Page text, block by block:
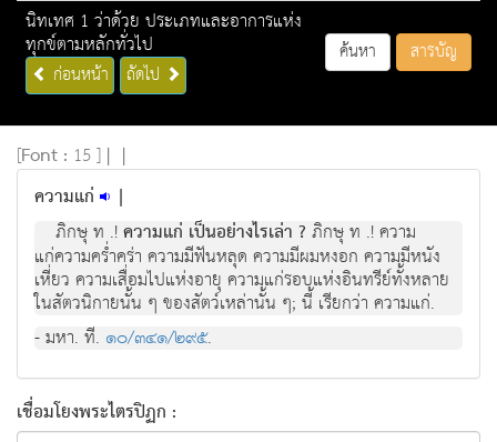
นิทเทศ 1 ว่าด้วย ประเภทและอาการแห่ง
ทุกข์ตามหลักทั่วไป
ก่อนหน้า ถัดไป
ค้นหา สารบัญ
[Font : 15 ] | |
ความแก่ |
ภิกษุ ท .!ความแก่ เป็นอย่างไรเล่า ? ภิกษุ ท .! ความ
แกความคร่ำครา ความมีฟนหลุด ความมีผมหงอก ความมีหนัง
เหี่ยว ความเสื่อมไปแหงอายุ ความแกรอบแหงอินทรียทั้งหลาย
ในสัตวนิกายนั้น ๆ ของสัตวเหลานั้น ๆ; นี้ เรียกวา ความแก.
- มหา. ที. ๑๐/๓๔๑/๒๙๕.
เชื่อมโยงพระไตรปิฏก :